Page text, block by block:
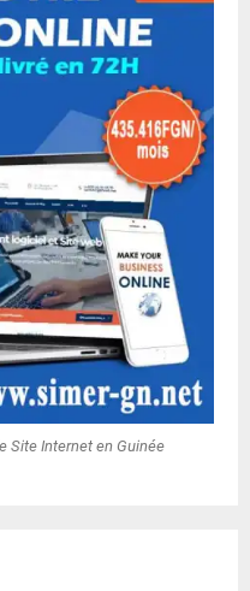
Site Internet en Guinée